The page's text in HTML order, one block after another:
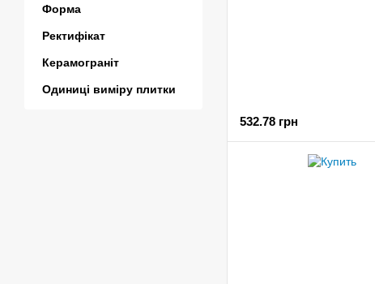
532.78 грн
Форма
Ректифікат
Керамограніт
Одиниці виміру плитки